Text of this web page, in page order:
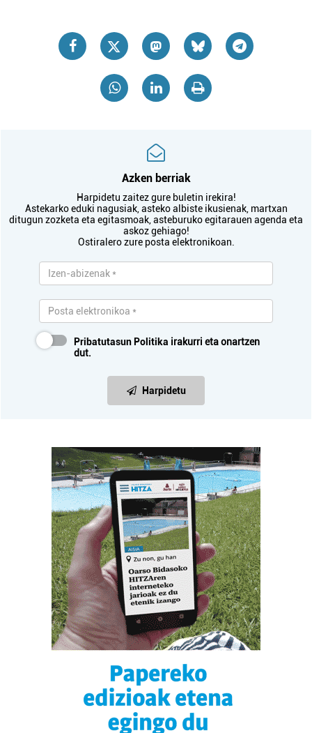
Azken berriak
Harpidetu zaitez gure buletin irekira!
Astekarko eduki nagusiak, asteko albiste ikusienak, martxan
ditugun zozketa eta egitasmoak, asteburuko egitarauen agenda eta
askoz gehiago!
Ostiralero zure posta elektronikoan.
Pribatutasun Politika irakurri eta onartzen
dut.
Harpidetu